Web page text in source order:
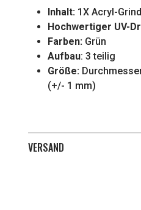
Inhalt: 1X Acryl-
Hochwertiger UV-
Farben: Grün
Aufbau: 3 teilig
Größe:
(+/- 1 mm)
VERSAND